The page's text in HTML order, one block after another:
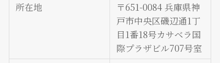
所在地
〒651-0084 兵庫県神
戸市中央区磯辺通1丁
目1番18号カサベラ国
際プラザビル707号室